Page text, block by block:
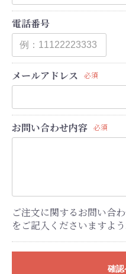
電話番号
メールアドレス 必須
お問い合わせ内容 必須
ご注文に関するお問い合
をご記入くださいますよ
確認